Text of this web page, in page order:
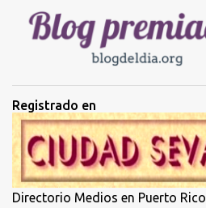
o
s
Registrado en
Directorio Medios en Puerto Rico